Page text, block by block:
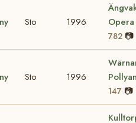
Sto 1996
Opera
782 📷
Sto 1996
147 📷